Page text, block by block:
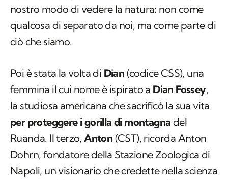
nostro modo di vedere la natura: non come
qualcosa di separato da noi, ma come parte di
ciò che siamo.
Poi è stata la volta di Dian (codiceCSS), una
femmina il cui nome è ispirato a Dian Fossey,
la studiosa americana che sacrificò la sua vita
per proteggere i gorilla di montagna del
Ruanda. Il terzo,Anton (CST), ricorda Anton
Dohrn, fondatore della Stazione Zoologica di
Napoli, un visionario che credette nella scienza